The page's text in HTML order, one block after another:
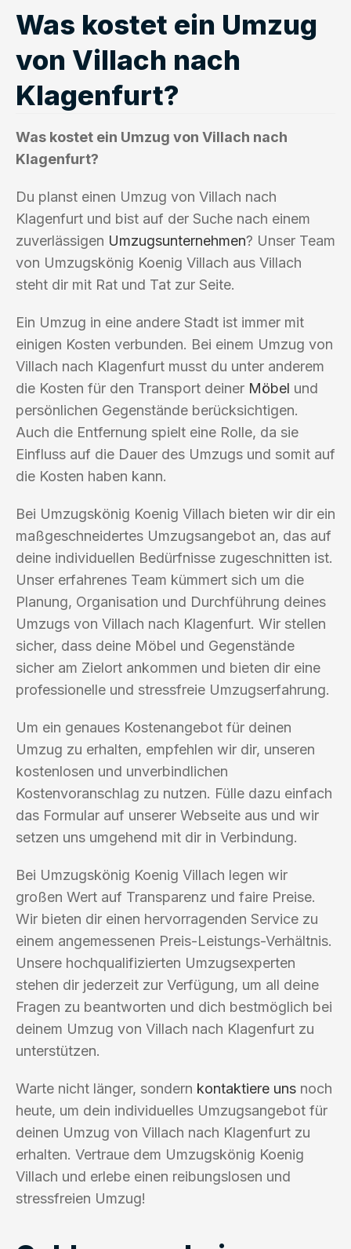
Was kostet ein Umzug
von Villach nach
Klagenfurt?
Was kostet ein Umzug von Villach nach
Klagenfurt?
Du planst einen Umzug von Villach nach
Klagenfurt und bist auf der Suche nach einem
zuverlässigen Umzugsunternehmen? Unser Team
von Umzugskönig Koenig Villach aus Villach
steht dir mit Rat und Tat zur Seite.
Ein Umzug in eine andere Stadt ist immer mit
einigen Kosten verbunden. Bei einem Umzug von
Villach nach Klagenfurt musst du unter anderem
die Kosten für den Transport deiner Möbel und
persönlichen Gegenstände berücksichtigen.
Auch die Entfernung spielt eine Rolle, da sie
Einfluss auf die Dauer des Umzugs und somit auf
die Kosten haben kann.
Bei Umzugskönig Koenig Villach bieten wir dir ein
maßgeschneidertes Umzugsangebot an, das auf
deine individuellen Bedürfnisse zugeschnitten ist.
Unser erfahrenes Team kümmert sich um die
Planung, Organisation und Durchführung deines
Umzugs von Villach nach Klagenfurt. Wir stellen
sicher, dass deine Möbel und Gegenstände
sicher am Zielort ankommen und bieten dir eine
professionelle und stressfreie Umzugserfahrung.
Um ein genaues Kostenangebot für deinen
Umzug zu erhalten, empfehlen wir dir, unseren
kostenlosen und unverbindlichen
Kostenvoranschlag zu nutzen. Fülle dazu einfach
das Formular auf unserer Webseite aus und wir
setzen uns umgehend mit dir in Verbindung.
Bei Umzugskönig Koenig Villach legen wir
großen Wert auf Transparenz und faire Preise.
Wir bieten dir einen hervorragenden Service zu
einem angemessenen Preis-Leistungs-Verhältnis.
Unsere hochqualifizierten Umzugsexperten
stehen dir jederzeit zur Verfügung, um all deine
Fragen zu beantworten und dich bestmöglich bei
deinem Umzug von Villach nach Klagenfurt zu
unterstützen.
Warte nicht länger, sondern kontaktiere uns noch
heute, um dein individuelles Umzugsangebot für
deinen Umzug von Villach nach Klagenfurt zu
erhalten. Vertraue dem Umzugskönig Koenig
Villach und erlebe einen reibungslosen und
stressfreien Umzug!